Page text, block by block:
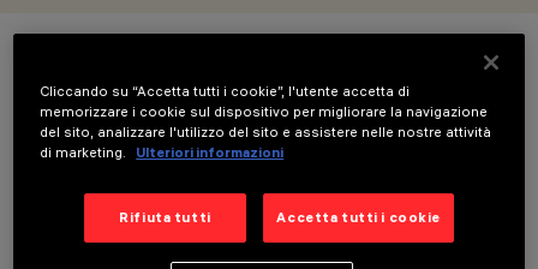
DATI TECNICI
Cliccando su “Accetta tutti i cookie”, l'utente accetta di
memorizzare i cookie sul dispositivo per migliorare la navigazione
del sito, analizzare l'utilizzo del sito e assistere nelle nostre attività
di marketing.
Ulteriori informazioni
Rifiuta tutti Accetta tutti i cookie